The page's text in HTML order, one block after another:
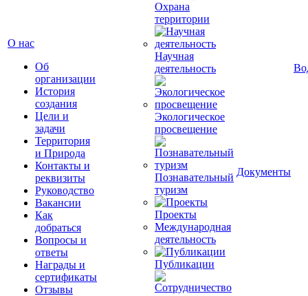
О нас
Об
организации
История
создания
Цели и
задачи
Территория
и Природа
Контакты и
реквизиты
Руководство
Вакансии
Как
добраться
Вопросы и
ответы
Награды и
сертификаты
Отзывы
Охрана
территории
Научная
деятельность
Экологическое
просвещение
Познавательный
туризм
Проекты
Международная
деятельность
Публикации
Документы